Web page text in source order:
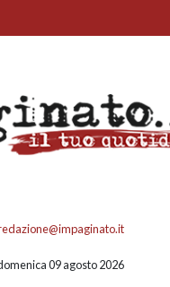
09 agosto 2026